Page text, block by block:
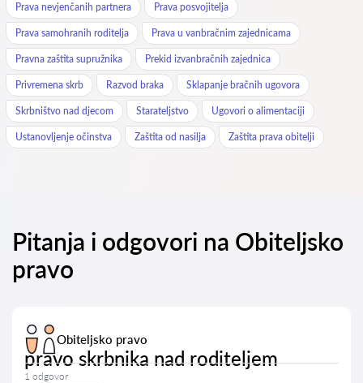
Prava nevjenčanih partnera Prava posvojitelja
Prava samohranih roditelja Prava u vanbračnim zajednicama
Pravna zaštita supružnika Prekid izvanbračnih zajednica
Privremena skrb Razvod braka Sklapanje bračnih ugovora
Skrbništvo nad djecom Starateljstvo Ugovori o alimentaciji
Ustanovljenje očinstva Zaštita od nasilja Zaštita prava obitelji
Pitanja i odgovori na Obiteljsko
pravo
Obiteljsko pravo
pravo skrbnika nad roditeljem
1 odgovor